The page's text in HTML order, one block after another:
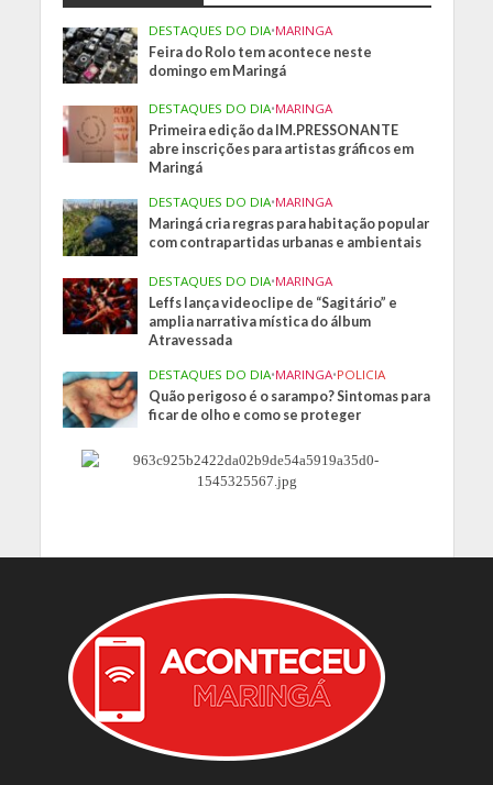
DESTAQUES DO DIA•MARINGA
Feira do Rolo tem acontece neste
domingo em Maringá
DESTAQUES DO DIA•MARINGA
Primeira edição da IM.PRESSONANTE
abre inscrições para artistas gráficos em
Maringá
DESTAQUES DO DIA•MARINGA
Maringá cria regras para habitação popular
com contrapartidas urbanas e ambientais
DESTAQUES DO DIA•MARINGA
Leffs lança videoclipe de “Sagitário” e
amplia narrativa mística do álbum
Atravessada
DESTAQUES DO DIA•MARINGA•POLICIA
Quão perigoso é o sarampo? Sintomas para
ficar de olho e como se proteger